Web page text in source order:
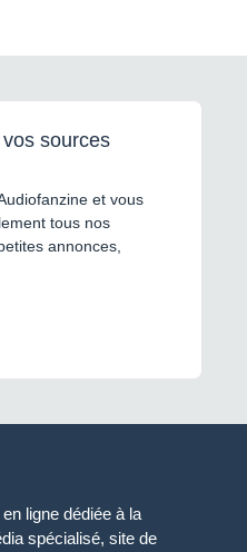
sources
et vous
tous nos
annonces,
ligne dédiée à la
spécialisé, site de